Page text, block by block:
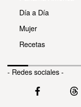
Día a Día
Mujer
Recetas
- Redes sociales -